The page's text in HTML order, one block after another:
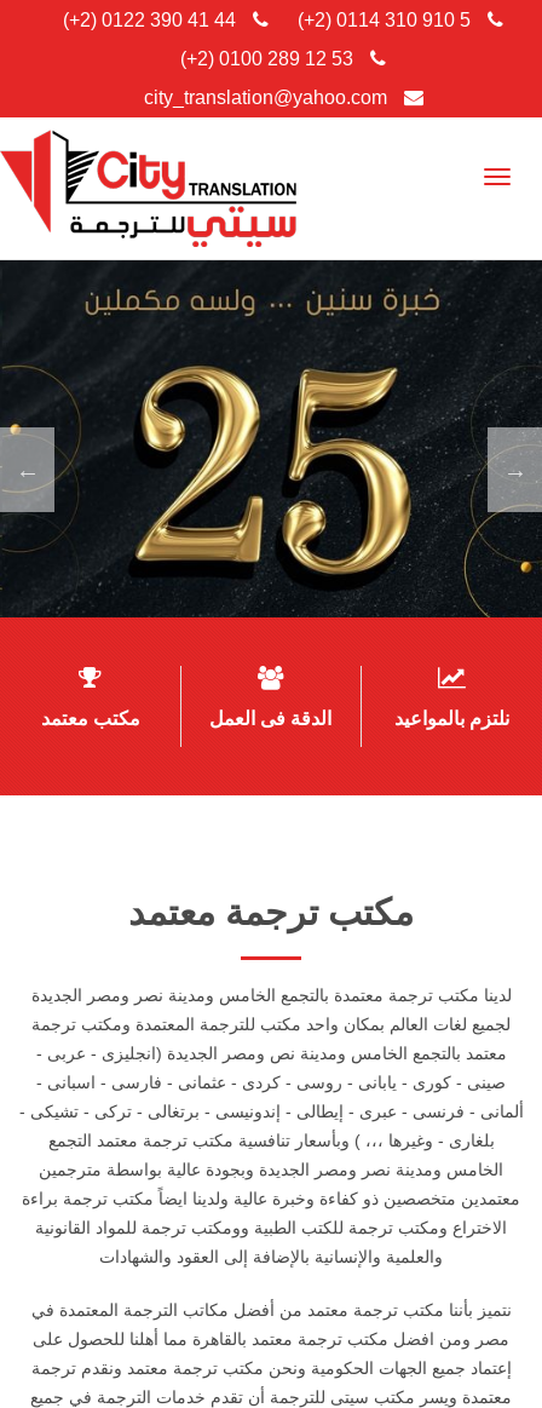
city_translation@yahoo.com
Toggle
مكتب معتمد الدقة فى العمل نلتزم بالمواعيد
مكتب ترجمة معتمد
لدينا مكتب ترجمة معتمدة بالتجمع الخامس ومدينة نصر ومصر الجديدة
لجميع لغات العالم بمكان واحد مكتب للترجمة المعتمدة ومكتب ترجمة
معتمد بالتجمع الخامس ومدينة نص ومصر الجديدة (انجليزى - عربى -
صينى - كورى - يابانى - روسى - كردى - عثمانى - فارسى - اسبانى -
ألمانى - فرنسى - عبرى - إيطالى - إندونيسى - برتغالى - تركى - تشيكى -
بلغارى - وغيرها ،،، ) وبأسعار تنافسية مكتب ترجمة معتمد التجمع
الخامس ومدينة نصر ومصر الجديدة وبجودة عالية بواسطة مترجمين
معتمدين متخصصين ذو كفاءة وخبرة عالية ولدينا ايضاً مكتب ترجمة براءة
الاختراع ومكتب ترجمة للكتب الطبية وومكتب ترجمة للمواد القانونية
والعلمية والإنسانية بالإضافة إلى العقود والشهادات
نتميز بأننا مكتب ترجمة معتمد من أفضل مكاتب الترجمة المعتمدة في
مصر ومن افضل مكتب ترجمة معتمد بالقاهرة مما أهلنا للحصول على
إعتماد جميع الجهات الحكومية ونحن مكتب ترجمة معتمد ونقدم ترجمة
معتمدة ويسر مكتب سيتى للترجمة أن تقدم خدمات الترجمة في جميع